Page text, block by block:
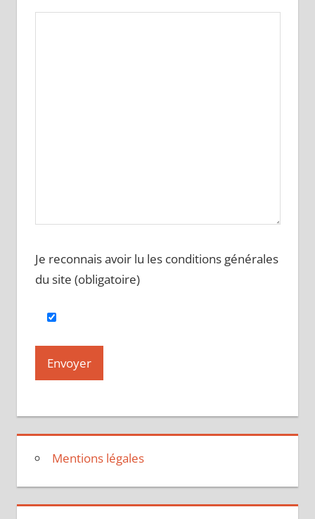
Je reconnais avoir lu les conditions générales
du site (obligatoire)
Mentions légales